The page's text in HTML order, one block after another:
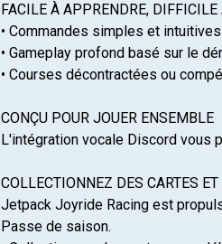
FACILE À APPRENDRE,
• Commandes simples et intuitives
• Gameplay profond basé sur le
• Courses décontractées ou
CONÇU POUR JOUER ENSEMBLE
L'intégration vocale Discord vous
COLLECTIONNEZ DES CARTES
Jetpack Joyride Racing est
Passe de saison.